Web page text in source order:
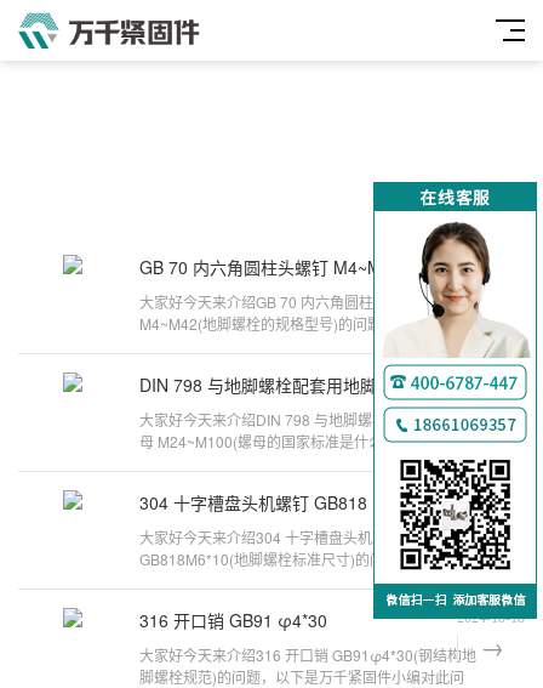
GB 70 内六角圆柱头螺钉 M4~M42 2024-12-12
大家好今天来介绍GB 70 内六角圆柱头螺钉
M4~M42(地脚螺栓的规格型号)的问题，以下是万千
紧固件小编对此问题的归纳整理，来看看吧。g
DIN 798 与地脚螺栓配套用地脚螺母 M24~M100
2024-11-26
大家好今天来介绍DIN 798 与地脚螺栓配套用地脚螺
母 M24~M100(螺母的国家标准是什么)的问题，以下
304 十字槽盘头机螺钉 GB818 M6*10 2024-10-22
大家好今天来介绍304 十字槽盘头机螺钉
GB818M6*10(地脚螺栓标准尺寸)的问题，以下是万
千紧固件小编对此问题的归纳整理，来看看吧。G
316 开口销 GB91 φ4*30 2024-10-18
大家好今天来介绍316 开口销 GB91φ4*30(钢结构地
脚螺栓规范)的问题，以下是万千紧固件小编对此问